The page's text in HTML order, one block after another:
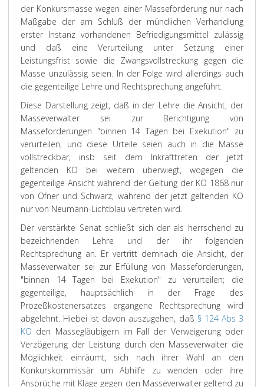
der Konkursmasse wegen einer Masseforderung nur nach
Maßgabe der am Schluß der mündlichen Verhandlung
erster Instanz vorhandenen Befriedigungsmittel zulässig
und daß eine Verurteilung unter Setzung einer
Leistungsfrist sowie die Zwangsvollstreckung gegen die
Masse unzulässig seien. In der Folge wird allerdings auch
die gegenteilige Lehre und Rechtsprechung angeführt.
Diese Darstellung zeigt, daß in der Lehre die Ansicht, der
Masseverwalter sei zur Berichtigung von
Masseforderungen "binnen 14 Tagen bei Exekution" zu
verurteilen, und diese Urteile seien auch in die Masse
vollstreckbar, insb seit dem Inkrafttreten der jetzt
geltenden KO bei weitem überwiegt, wogegen die
gegenteilige Ansicht während der Geltung der KO 1868 nur
von Ofner und Schwarz, während der jetzt geltenden KO
nur von Neumann-Lichtblau vertreten wird.
Der verstärkte Senat schließt sich der als herrschend zu
bezeichnenden Lehre und der ihr folgenden
Rechtsprechung an. Er vertritt demnach die Ansicht, der
Masseverwalter sei zur Erfüllung von Masseforderungen,
"binnen 14 Tagen bei Exekution" zu verurteilen; die
gegenteilige, hauptsächlich in der Frage des
Prozeßkostenersatzes ergangene Rechtsprechung wird
abgelehnt. Hiebei ist davon auszugehen, daß § 124 Abs 3
KO den Massegläubigern im Fall der Verweigerung oder
Verzögerung der Leistung durch den Masseverwalter die
Möglichkeit einräumt, sich nach ihrer Wahl an den
Konkurskommissär um Abhilfe zu wenden oder ihre
Ansprüche mit Klage gegen den Masseverwalter geltend zu